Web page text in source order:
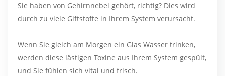
Sie haben von Gehirnnebel gehört, richtig? Dies wird
durch zu viele Giftstoffe in Ihrem System verursacht.
Wenn Sie gleich am Morgen ein Glas Wasser trinken,
werden diese lästigen Toxine aus Ihrem System gespült,
und Sie fühlen sich vital und frisch.